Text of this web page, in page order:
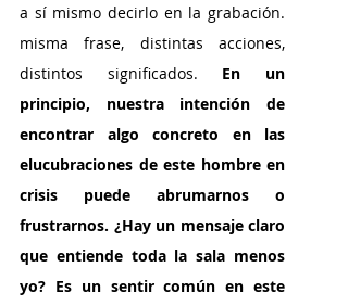
a sí mismo decirlo en la grabación.
misma frase, distintas acciones,
distintos significados. En un
principio, nuestra intención de
encontrar algo concreto en las
elucubraciones de este hombre en
crisis puede abrumarnos o
frustrarnos. ¿Hay un mensaje claro
que entiende toda la sala menos
yo? Es un sentir común en este